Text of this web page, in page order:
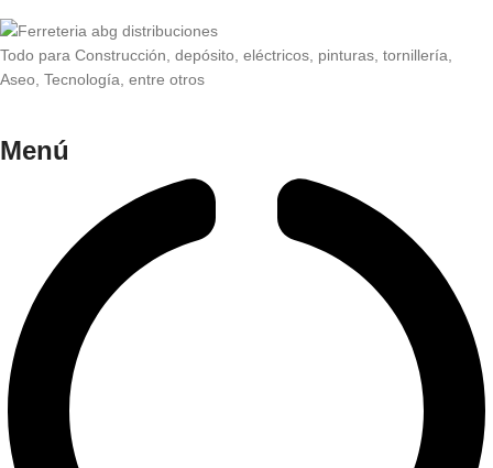
Todo para Construcción, depósito, eléctricos, pinturas, tornillería,
Aseo, Tecnología, entre otros
Menú